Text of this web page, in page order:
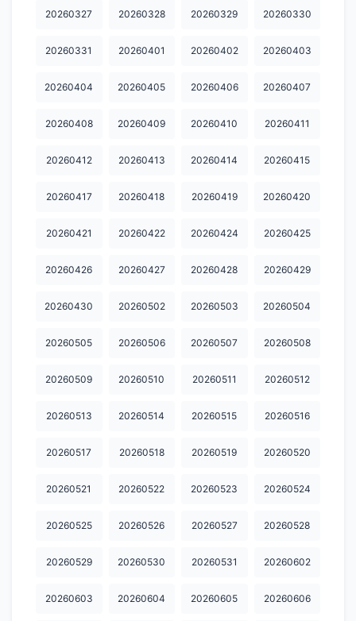
20260327 20260328 20260329 20260330
20260331 20260401 20260402 20260403
20260404 20260405 20260406 20260407
20260408 20260409 20260410 20260411
20260412 20260413 20260414 20260415
20260417 20260418 20260419 20260420
20260421 20260422 20260424 20260425
20260426 20260427 20260428 20260429
20260430 20260502 20260503 20260504
20260505 20260506 20260507 20260508
20260509 20260510 20260511 20260512
20260513 20260514 20260515 20260516
20260517 20260518 20260519 20260520
20260521 20260522 20260523 20260524
20260525 20260526 20260527 20260528
20260529 20260530 20260531 20260602
20260603 20260604 20260605 20260606